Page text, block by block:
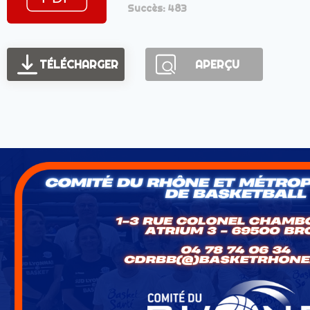
Succès: 483
TÉLÉCHARGER APERÇU